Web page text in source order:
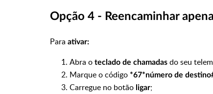
Opção 4 - Reencaminhar
Para ativar:
Abra o teclado de chamadas do seu
Marque o código *67*número de
Carregue no botão ligar;